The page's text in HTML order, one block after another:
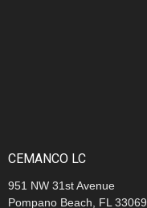
CEMANCO LC
951 NW 31st Avenue
Pompano Beach, FL 33069